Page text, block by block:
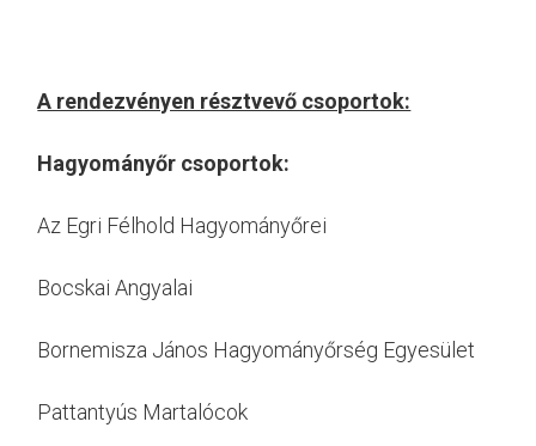
A rendezvényen résztvevő csoportok:
Hagyományőr csoportok:
Az Egri Félhold Hagyományőrei
Bocskai Angyalai
Bornemisza János Hagyományőrség Egyesület
Pattantyús Martalócok